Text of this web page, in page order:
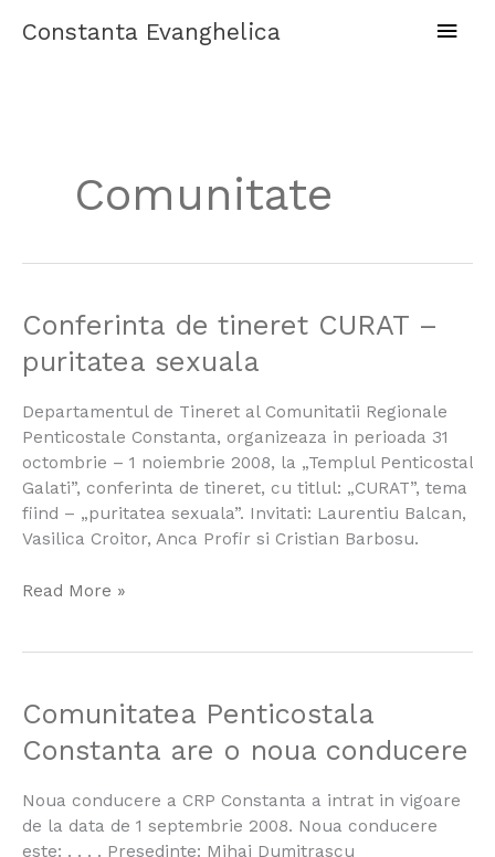
Constanta Evanghelica
Main
Comunitate
Conferinta de tineret CURAT –
puritatea sexuala
Departamentul de Tineret al Comunitatii Regionale
Penticostale Constanta, organizeaza in perioada 31
octombrie – 1 noiembrie 2008, la „Templul Penticostal
Galati”, conferinta de tineret, cu titlul: „CURAT”, tema
fiind – „puritatea sexuala”. Invitati: Laurentiu Balcan,
Vasilica Croitor, Anca Profir si Cristian Barbosu.
Conferinta
tineret
–
puritatea
sexuala
Read More »
Comunitatea Penticostala
Constanta are o noua conducere
Noua conducere a CRP Constanta a intrat in vigoare
de la data de 1 septembrie 2008. Noua conducere
este: . . . . Presedinte: Mihai Dumitrascu
Comunitatea
Constanta
o
noua